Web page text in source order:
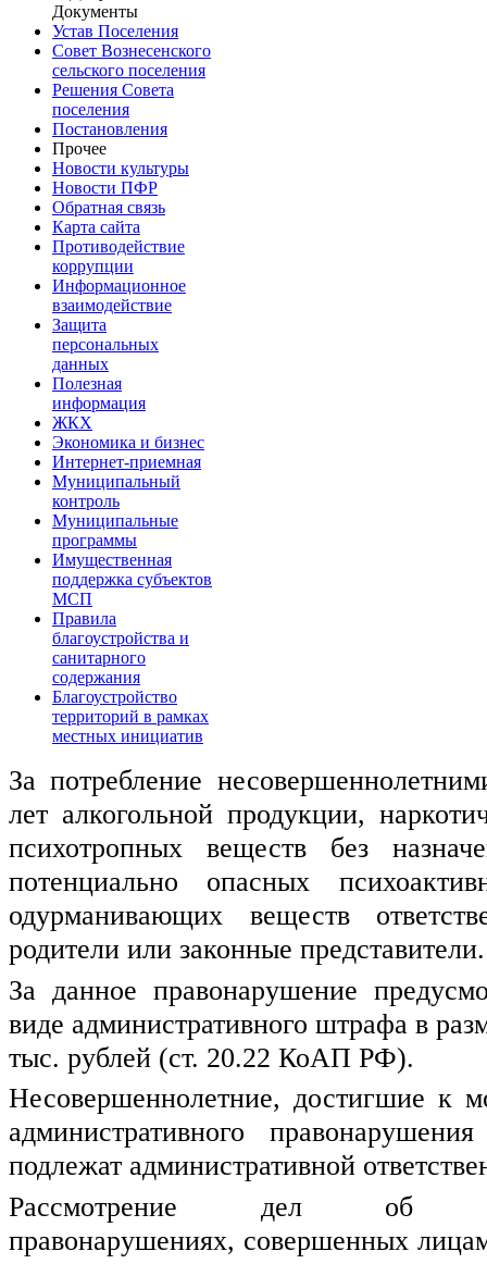
Документы
Устав Поселения
Совет Вознесенского
сельского поселения
Решения Совета
поселения
Постановления
Прочее
Новости культуры
Новости ПФР
Обратная связь
Карта сайта
Противодействие
коррупции
Информационное
взаимодействие
Защита
персональных
данных
Полезная
информация
ЖКХ
Экономика и бизнес
Интернет-приемная
Муниципальный
контроль
Муниципальные
программы
Имущественная
поддержка субъектов
МСП
Правила
благоустройства и
санитарного
содержания
Благоустройство
территорий в рамках
местных инициатив
За потребление
лет алкогольной продукции,
психотропных веществ без
потенциально опасных
одурманивающих веществ
родители или законные представители.
За данное правонарушение
виде административного штрафа в
тыс. рублей (ст. 20.22 КоАП РФ).
Несовершеннолетние, достигшие к
административного
подлежат административной
Рассмотрение дел об
правонарушениях, совершенных